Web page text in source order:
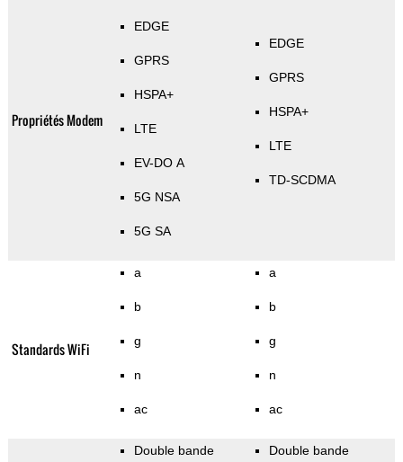
Propriétés Modem
EDGE
GPRS
HSPA+
LTE
EV-DO A
5G NSA
5G SA
EDGE
GPRS
HSPA+
LTE
TD-SCDMA
Standards WiFi
a
b
g
n
ac
a
b
g
n
ac
Double bande Double bande